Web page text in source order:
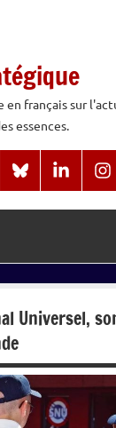
en français sur
essences.
BlueSkyLinkedIn
Universel,